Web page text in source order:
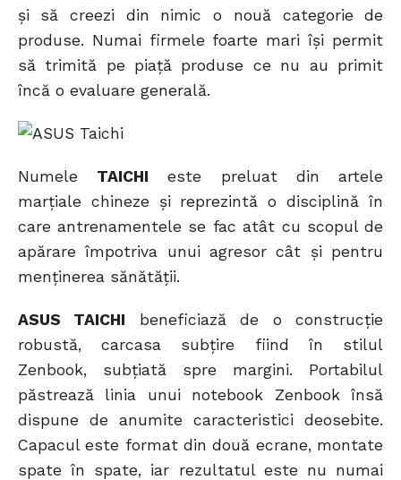
și să creezi din nimic o nouă categorie de
produse. Numai firmele foarte mari își permit
să trimită pe piață produse ce nu au primit
încă o evaluare generală.
Numele TAICHI este preluat din artele
marțiale chineze și reprezintă o disciplină în
care antrenamentele se fac atât cu scopul de
apărare împotriva unui agresor cât și pentru
menținerea sănătății.
ASUS TAICHI beneficiază de o construcție
robustă, carcasa subțire fiind în stilul
Zenbook, subțiată spre margini. Portabilul
păstrează linia unui notebook Zenbook însă
dispune de anumite caracteristici deosebite.
Capacul este format din două ecrane, montate
spate în spate, iar rezultatul este nu numai